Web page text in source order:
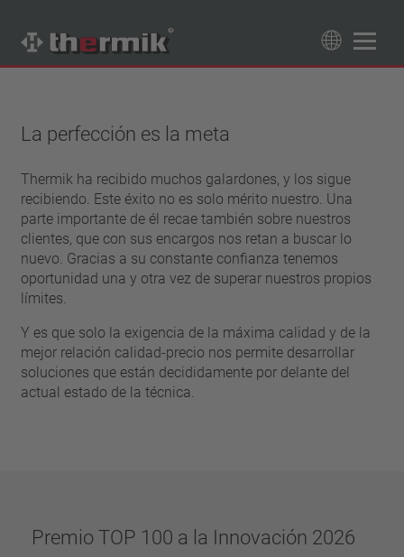
normalmente cerrado
normalmente abierto
Gama de temperatura
temperatura estándar (60 – 200 °C)
temperatura alta (205 – 250 °C)
Clase de potencia
4 A – 25 A
25 A – 75 A
Reposición
reinicio automático
enclavamiento (no reinicio automático)
con aislamiento
sin aislamiento
Conexión
Aprobaciones
CQC
La perfección es la meta
Thermik ha recibido muchos galardones, y los sigue
recibiendo. Este éxito no es solo mérito nuestro. Una
parte importante de él recae también sobre nuestros
clientes, que con sus encargos nos retan a buscar lo
nuevo. Gracias a su constante confianza tenemos
oportunidad una y otra vez de superar nuestros propios
límites.
Y es que solo la exigencia de la máxima calidad y de la
mejor relación calidad-precio nos permite desarrollar
soluciones que están decididamente por delante del
actual estado de la técnica.
Premio TOP 100 a la Innovación 2026